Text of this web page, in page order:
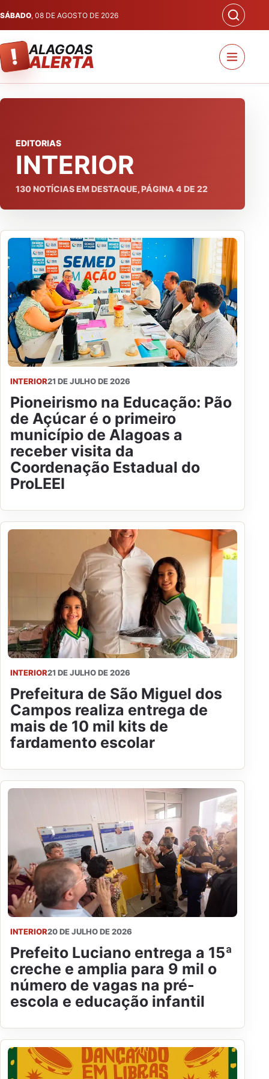
SÁBADO, 08 DE AGOSTO DE 2026
! ALAGOAS
ALERTA
EDITORIAS
INTERIOR
130NOTÍCIAS EM DESTAQUE, PÁGINA 4 DE 22
INTERIOR21 DE JULHO DE 2026
Pioneirismo na Educação: Pão
de Açúcar é o primeiro
município de Alagoas a
receber visita da
Coordenação Estadual do
ProLEEI
INTERIOR21 DE JULHO DE 2026
Prefeitura de São Miguel dos
Campos realiza entrega de
mais de 10 mil kits de
fardamento escolar
INTERIOR20 DE JULHO DE 2026
Prefeito Luciano entrega a 15ª
creche e amplia para 9 mil o
número de vagas na pré-
escola e educação infantil